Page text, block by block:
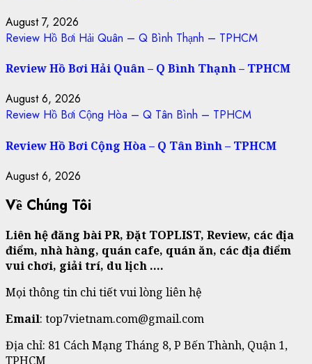
August 7, 2026
Review Hồ Bơi Hải Quân – Q Bình Thạnh – TPHCM
Review Hồ Bơi Hải Quân – Q Bình Thạnh – TPHCM
August 6, 2026
Review Hồ Bơi Cộng Hòa – Q Tân Bình – TPHCM
Review Hồ Bơi Cộng Hòa – Q Tân Bình – TPHCM
August 6, 2026
Về Chúng Tôi
Liên hệ đăng bài PR, Đặt TOPLIST, Review, các địa
điểm, nhà hàng, quán cafe, quán ăn, các địa điểm
vui chơi, giải trí, du lịch ….
Mọi thông tin chi tiết vui lòng liên hệ
Email: top7vietnam.com@gmail.com
Địa chỉ: 81 Cách Mạng Tháng 8, P Bến Thành, Quận 1,
TPHCM